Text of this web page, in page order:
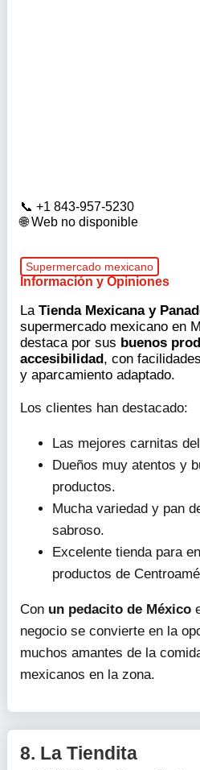
+1 843-957-5230
Web no disponible
Supermercado mexicano
Información y Opiniones
La Tienda Mexicana y
supermercado mexicano en
destaca por sus buenos
accesibilidad, con
y aparcamiento adaptado.
Los clientes han destacado:
Las mejores carnitas
Dueños muy atentos y
productos.
Mucha variedad y pan
sabroso.
Excelente tienda para
productos de
Con un pedacito de México
negocio se convierte en la
muchos amantes de la
mexicanos en la zona.
8. La Tiendita